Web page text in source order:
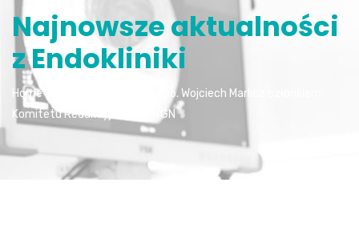
Najnowsze aktualności
z Endokliniki
Home
Dr hab. Wojciech Marlicz członkiem
Komitetu Redakcyjnego e-WGN